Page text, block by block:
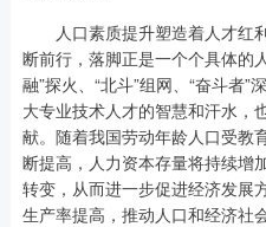
人口素质提升塑造着人才红
断前行，落脚正是一个个具体的
融”探火、“北斗”组网、“奋斗者
大专业技术人才的智慧和汗水，
献。随着我国劳动年龄人口受教
断提高，人力资本存量将持续增
转变，从而进一步促进经济发展
生产率提高，推动人口和经济社